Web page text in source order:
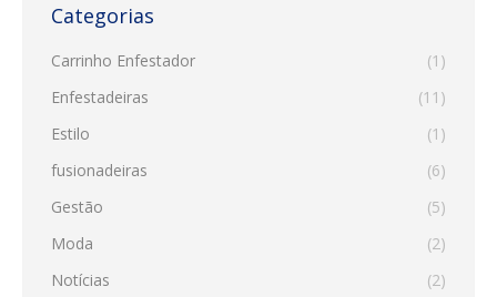
Categorias
Carrinho Enfestador
(1)
Enfestadeiras
(11)
Estilo
(1)
fusionadeiras
(6)
Gestão
(5)
Moda
(2)
Notícias
(2)